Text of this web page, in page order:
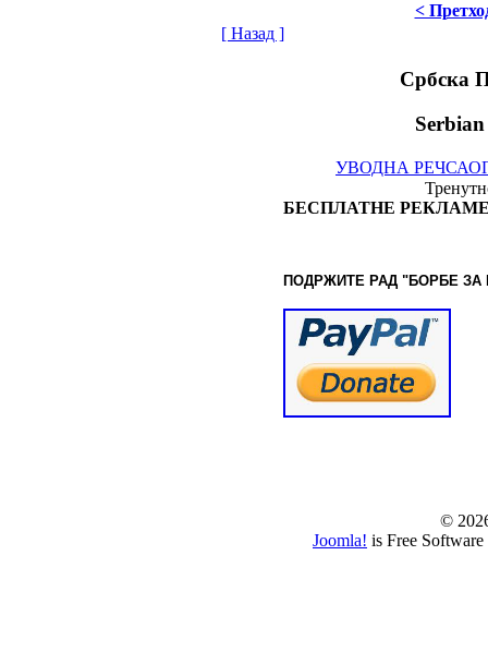
<
[ Назад ]
Србска
УВОДНА РЕЧ
БЕСПЛАТНЕ
ПОДРЖИТЕ РАД "БОРБЕ ЗА
©
Joomla! is Free